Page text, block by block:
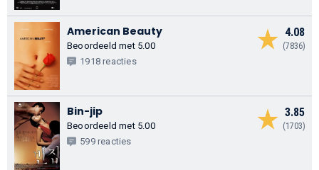
4.08
(7836)
American Beauty
Beoordeeld met 5.00
1918 reacties
3.85
(1703)
Bin-jip
Beoordeeld met 5.00
599 reacties